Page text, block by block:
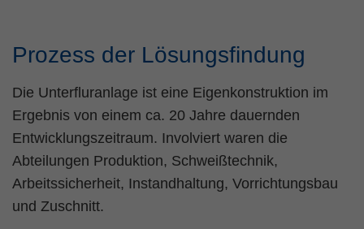
Prozess der Lösungsfindung
Die Unterfluranlage ist eine Eigenkonstruktion im
Ergebnis von einem ca. 20 Jahre dauernden
Entwicklungszeitraum. Involviert waren die
Abteilungen Produktion, Schweißtechnik,
Arbeitssicherheit, Instandhaltung, Vorrichtungsbau
und Zuschnitt.